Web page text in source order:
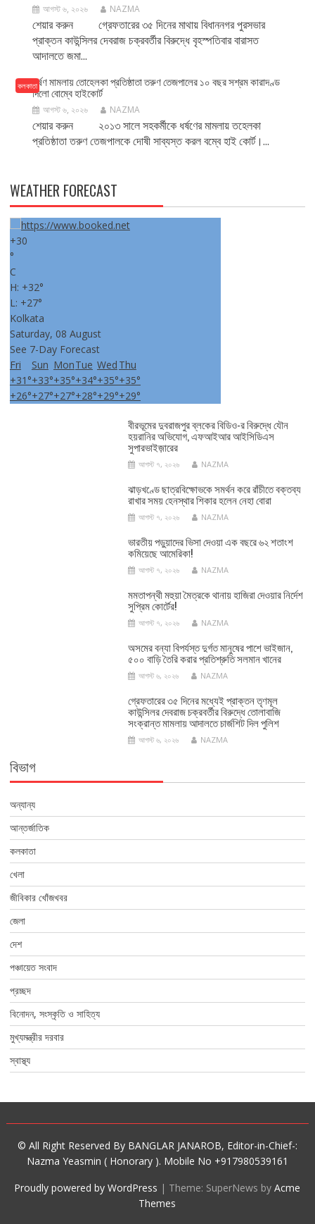
আগস্ট ৬, ২০২৬ NAZMA
শেয়ার করুন গ্রেফতারের ৩৫ দিনের মাথায় বিধাননগর পুরসভার
প্রাক্তন কাউন্সিলর দেবরাজ চক্রবর্তীর বিরুদ্ধে বৃহস্পতিবার বারাসত
আদালতে জমা...
কলকাতাধর্ষণ মামলায় তোহেলকা প্রতিষ্ঠাতা তরুণ তেজপালের ১০ বছর সশ্রম কারাদণ্ড
দিলো বোম্বে হাইকোর্ট
আগস্ট ৬, ২০২৬ NAZMA
শেয়ার করুন ২০১৩ সালে সহকর্মীকে ধর্ষণের মামলায় তহেলকা
প্রতিষ্ঠাতা তরুণ তেজপালকে দোষী সাব্যস্ত করল বম্বে হাই কোর্ট।...
WEATHER FORECAST
+30
°
C
H: +32°
L: +27°
Kolkata
Saturday, 08 August
See 7-Day Forecast
Fri
Sun MonTue Wed Thu
+31°+33°+35°+34°+35°+35°
+26°+27°+27°+28°+29°+29°
বীরভূমের দুবরাজপুর ব্লকের বিডিও-র বিরুদ্ধে যৌন
হয়রানির অভিযোগ, এফআইআর আইসিডিএস
সুপারভাইজ়ারের
আগস্ট ৭, ২০২৬ NAZMA
ঝাড়খণ্ডে ছাত্রবিক্ষোভকে সমর্থন করে রাঁচীতে বক্তব্য
রাখার সময় হেনস্থার শিকার হলেন নেহা বোরা
আগস্ট ৭, ২০২৬ NAZMA
ভারতীয় পড়ুয়াদের ভিসা দেওয়া এক বছরে ৬২ শতাংশ
কমিয়েছে আমেরিকা!
আগস্ট ৭, ২০২৬ NAZMA
মমতাপন্থী মহুয়া মৈত্রকে থানায় হাজিরা দেওয়ার নির্দেশ
সুপ্রিম কোর্টের!
আগস্ট ৭, ২০২৬ NAZMA
অসমের বন্যা বিপর্যস্ত দুর্গত মানুষের পাশে ভাইজান,
৫০০ বাড়ি তৈরি করার প্রতিশ্রুতি সলমান খানের
আগস্ট ৬, ২০২৬ NAZMA
গ্রেফতারের ৩৫ দিনের মধ্যেই প্রাক্তন তৃণমূল
কাউন্সিলর দেবরাজ চক্রবর্তীর বিরুদ্ধে তোলাবাজি
সংক্রান্ত মামলায় আদালতে চার্জশিট দিল পুলিশ
আগস্ট ৬, ২০২৬ NAZMA
বিভাগ
অন্যান্য
আন্তর্জাতিক
কলকাতা
খেলা
জীবিকার খোঁজখবর
জেলা
দেশ
পঞ্চায়েত সংবাদ
প্রচ্ছদ
বিনোদন, সংস্কৃতি ও সাহিত্য
মুখ্যমন্ত্রীর দরবার
স্বাস্থ্য
© All Right Reserved By BANGLAR JANAROB, Editor-in-Chief-:
Nazma Yeasmin ( Honorary ). Mobile No +917980539161
Proudly powered by WordPress | Theme: SuperNews byAcme
Themes